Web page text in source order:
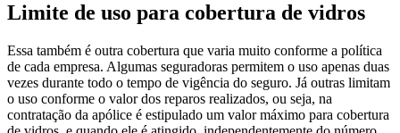
Limite de uso para cobertura de vidros
Essa também é outra cobertura que varia muito conforme a política
de cada empresa. Algumas seguradoras permitem o uso apenas duas
vezes durante todo o tempo de vigência do seguro. Já outras limitam
o uso conforme o valor dos reparos realizados, ou seja, na
contratação da apólice é estipulado um valor máximo para cobertura